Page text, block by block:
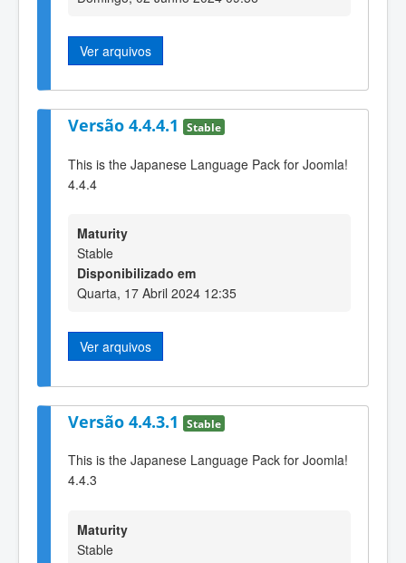
Ver arquivos
Versão 4.4.4.1 Stable
This is the Japanese Language Pack for Joomla!
4.4.4
Maturity
Stable
Disponibilizado em
Quarta, 17 Abril 2024 12:35
Ver arquivos
Versão 4.4.3.1 Stable
This is the Japanese Language Pack for Joomla!
4.4.3
Maturity
Stable